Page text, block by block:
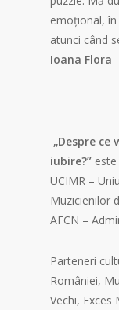
emoțional,
atunci când
Ioana Flora
„Despre
iubire?”
UCIMR –
Muzicienilor
AFCN –
Parteneri
României,
Vechi, Exces